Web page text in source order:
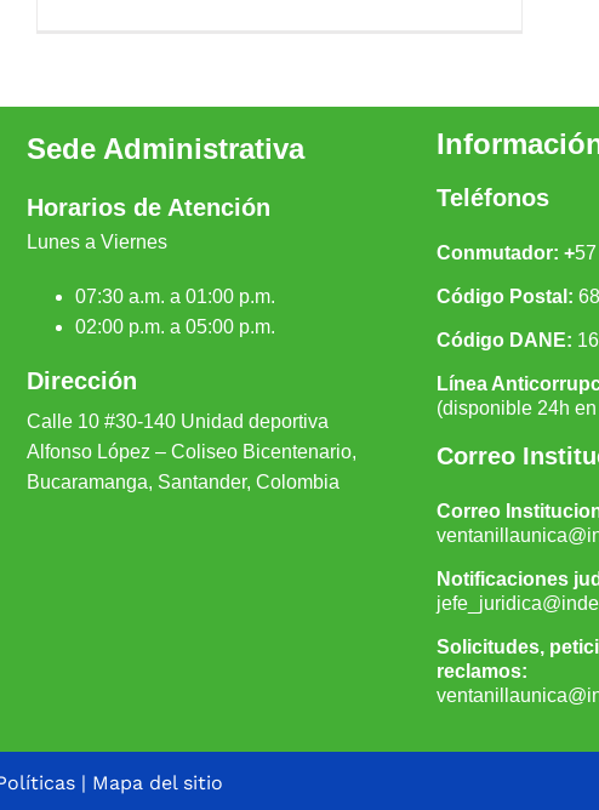
Sede Administrativa
Horarios de Atención
Lunes a Viernes
07:30 a.m. a 01:00 p.m.
02:00 p.m. a 05:00 p.m.
Dirección
Calle 10 #30-140 Unidad deportiva
Alfonso López – Coliseo Bicentenario,
Bucaramanga, Santander, Colombia
Teléfonos
Conmutador: +
Código Postal:
Código DANE:
Línea
(disponible 24h
Correo
Correo
Notificaciones
Solicitudes,
reclamos:
ventanillaunica
| Mapa del sitio